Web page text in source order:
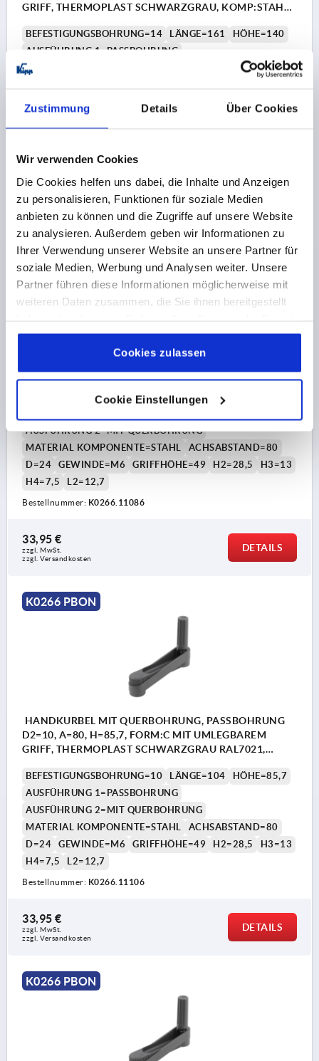
Zustimmung Details Über Cookies
Wir verwenden Cookies
Die Cookies helfen uns dabei, die Inhalte und Anzeigen
zu personalisieren, Funktionen für soziale Medien
anbieten zu können und die Zugriffe auf unsere Website
zu analysieren. Außerdem geben wir Informationen zu
Ihrer Verwendung unserer Website an unsere Partner für
soziale Medien, Werbung und Analysen weiter. Unsere
Partner führen diese Informationen möglicherweise mit
weiteren Daten zusammen, die Sie ihnen bereitgestellt
gesammelt haben.Cookie Richtlinien
Datenschutz|AGB
Cookies zulassen
Cookie Einstellungen
GRIFF, THERMOPLAST SCHWARZGRAU, KOMP:STAHL
BEFESTIGUNGSBOHRUNG=14 LÄNGE=161
HÖHE=140
AUSFÜHRUNG 1=PASSBOHRUNG
AUSFÜHRUNG 2=OHNE QUERBOHRUNG
D=36
H2=44 L2=19,5
36,47 €
zzgl. Versandkosten
K0266 PBON
D2=8, A=80, H=85,7, FORM:C MIT UMLEGBAREM GRIFF,
THERMOPLAST SCHWARZGRAU RAL7021,
KOMP:STAHL BRÜNIERT
BEFESTIGUNGSBOHRUNG=8 LÄNGE=104
AUSFÜHRUNG 2=MIT QUERBOHRUNG
MATERIAL KOMPONENTE=STAHL
ACHSABSTAND=80
D=24
GEWINDE=M6 GRIFFHÖHE=49 H2=28,5
H3=13
H4=7,5
L2=12,7
Bestellnummer: K0266.11086
33,95 €
zzgl. MwSt.
zzgl. Versandkosten
DETAILS
K0266 PBON
HANDKURBEL MIT QUERBOHRUNG, PASSBOHRUNG
D2=10, A=80, H=85,7, FORM:C MIT UMLEGBAREM
GRIFF, THERMOPLAST SCHWARZGRAU RAL7021,
BEFESTIGUNGSBOHRUNG=10 LÄNGE=104
HÖHE=85,7
AUSFÜHRUNG 1=PASSBOHRUNG
AUSFÜHRUNG 2=MIT QUERBOHRUNG
MATERIAL KOMPONENTE=STAHL
ACHSABSTAND=80
D=24
GEWINDE=M6 GRIFFHÖHE=49 H2=28,5
H3=13
H4=7,5
L2=12,7
Bestellnummer: K0266.11106
33,95 €
zzgl. MwSt.
zzgl. Versandkosten
DETAILS
K0266 PBON